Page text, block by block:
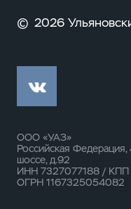
© 2026
ООО «УАЗ»
Российская
шоссе, д.92
ИНН 7327077188 / КПП
ОГРН 1167325054082